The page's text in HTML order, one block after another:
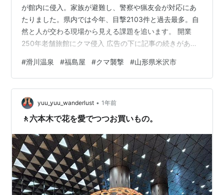
が館内に侵入。家族が避難し、警察や猟友会が対応にあ
たりました。県内では今年、目撃2103件と過去最多。自
然と人が交わる現場から見える課題を追います。 開業
250年老舗旅館にクマ侵入 広告の下に記事の続きがあり
変が起きた。2025年11月7日、山形県米沢市大沢の滑川
温泉「福島屋」で、クマが館内に侵入した。およそ250
年の歴史を持つ温泉旅館のフロント付近からは「壊され
る音がする」との声が上がり、家族3人が2階へ避難。警
察や市の職員、猟友会が現場に駆けつけ、緊迫した対応
#滑川温泉 #福島屋 #クマ襲撃 #山形県米沢市
yuu_yuu_wanderlust • 1年前
🚶六本木で花を愛でつつお買いもの。